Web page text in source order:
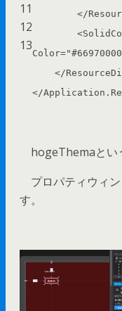
11
12
13
</
<
Color=
</
</
hogeThemaとい
プロパティウィン
す。